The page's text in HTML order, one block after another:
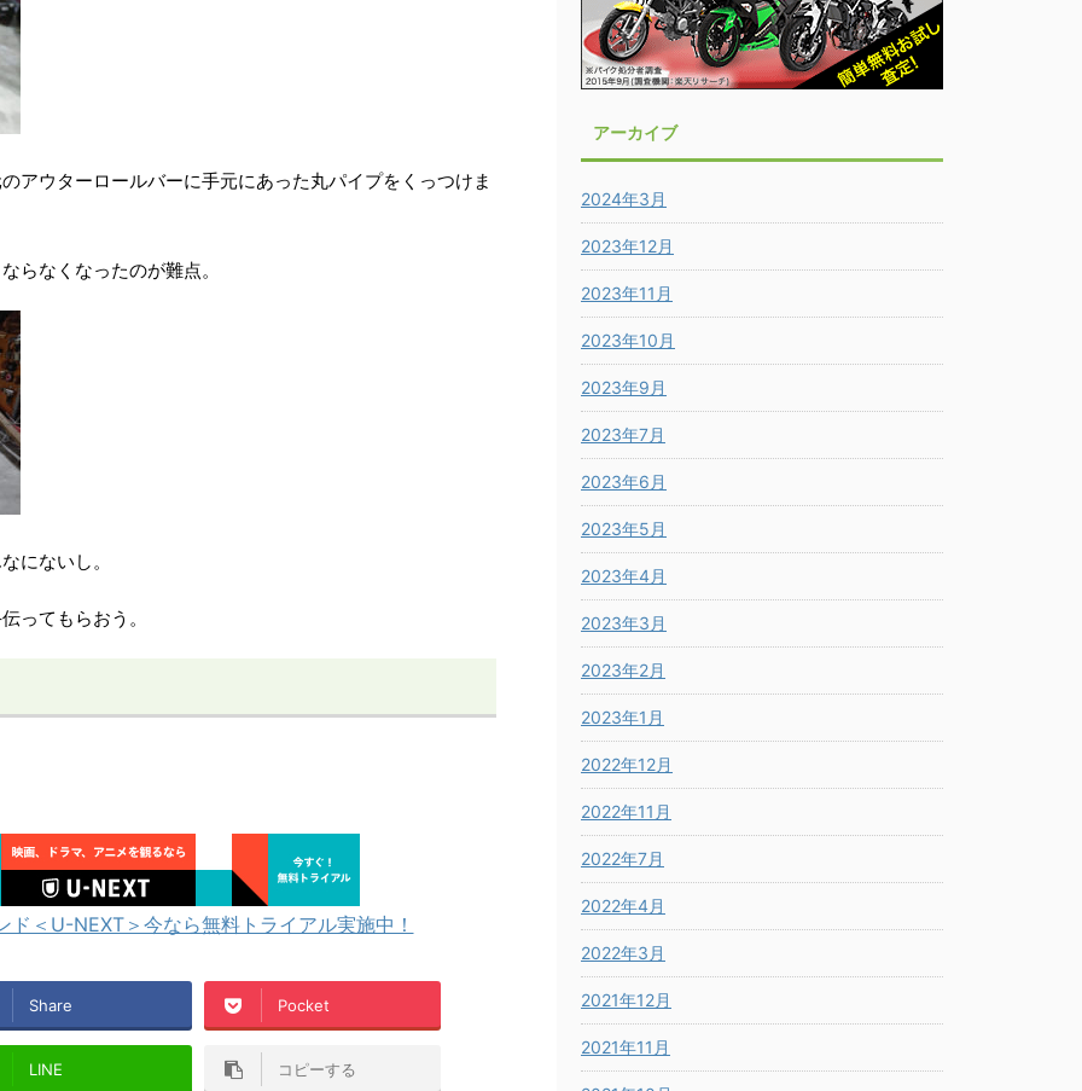
アウターロールバーに手元にあった丸パイプをくっつけま
らなくなったのが難点。
にないし。
ってもらおう。
＜U-NEXT＞今なら無料トライアル実施中！
Share Pocket
LINE コピーする
アーカイブ
2024年3月
2023年12月
2023年11月
2023年10月
2023年9月
2023年7月
2023年6月
2023年5月
2023年4月
2023年3月
2023年2月
2023年1月
2022年12月
2022年11月
2022年7月
2022年4月
2022年3月
2021年12月
2021年11月